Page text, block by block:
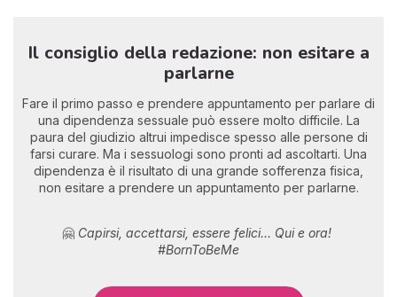
Il consiglio della redazione: non esitare a
parlarne
Fare il primo passo e prendere appuntamento per parlare di
una dipendenza sessuale può essere molto difficile. La
paura del giudizio altrui impedisce spesso alle persone di
farsi curare. Ma i sessuologi sono pronti ad ascoltarti. Una
dipendenza è il risultato di una grande sofferenza fisica,
non esitare a prendere un appuntamento per parlarne.
🤗 Capirsi, accettarsi, essere felici... Qui e ora!
#BornToBeMe